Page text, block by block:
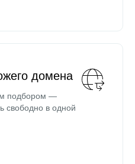
домена
подбором —
свободно в одной